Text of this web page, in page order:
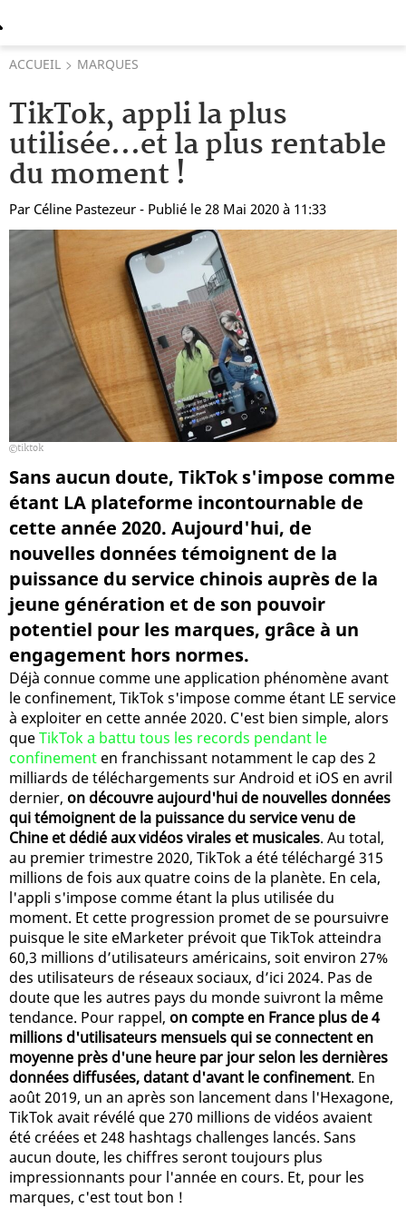
ACCUEIL MARQUES
TikTok, appli la plus
utilisée...et la plus rentable
du moment !
Par Céline Pastezeur - Publié le 28 Mai 2020 à 11:33
tiktok
Sans aucun doute, TikTok s'impose comme
étant LA plateforme incontournable de
cette année 2020. Aujourd'hui, de
nouvelles données témoignent de la
puissance du service chinois auprès de la
jeune génération et de son pouvoir
potentiel pour les marques, grâce à un
engagement hors normes.
Déjà connue comme une application phénomène avant
le confinement, TikTok s'impose comme étant LE service
à exploiter en cette année 2020. C'est bien simple, alors
queTikTok a battu tous les records pendant le
confinement en franchissant notamment le cap des 2
milliards de téléchargements sur Android et iOS en avril
dernier, on découvre aujourd'hui de nouvelles données
qui témoignent de la puissance du service venu de
Chine et dédié aux vidéos virales et musicales. Au total,
au premier trimestre 2020, TikTok a été téléchargé 315
millions de fois aux quatre coins de la planète. En cela,
l'appli s'impose comme étant la plus utilisée du
moment. Et cette progression promet de se poursuivre
puisque le site eMarketer prévoit que TikTok atteindra
60,3 millions d’utilisateurs américains, soit environ 27%
des utilisateurs de réseaux sociaux, d’ici 2024. Pas de
doute que les autres pays du monde suivront la même
tendance. Pour rappel, on compte en France plus de 4
millions d'utilisateurs mensuels qui se connectent en
moyenne près d'une heure par jour selon les dernières
données diffusées, datant d'avant le confinement. En
août 2019, un an après son lancement dans l'Hexagone,
TikTok avait révélé que 270 millions de vidéos avaient
été créées et 248 hashtags challenges lancés. Sans
aucun doute, les chiffres seront toujours plus
impressionnants pour l'année en cours. Et, pour les
marques, c'est tout bon !